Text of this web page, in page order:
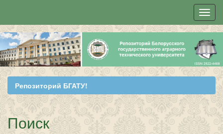
Skip
navigation
Репозиторий БГАТУ!
Поиск